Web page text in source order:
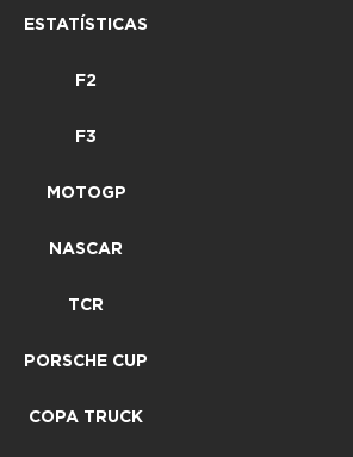
ESTATÍSTICAS
F2
F3
MOTOGP
NASCAR
TCR
PORSCHE CUP
COPA TRUCK